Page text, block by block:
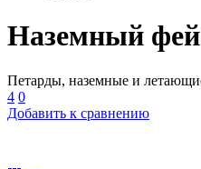
Наземный
Петарды, наземные и
4 0
Добавить к сравнению